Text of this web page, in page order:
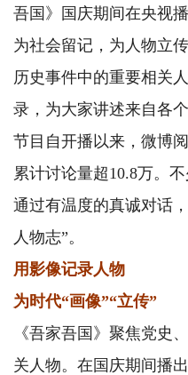
吾国》国庆期间在央视
为社会留记，为人物立
历史事件中的重要相关
录，为大家讲述来自各
节目自开播以来，微博
累计讨论量超10.8万。
通过有温度的真诚对话
人物志”。
用影像记录人物
为时代“画像”“立传”
《吾家吾国》聚焦党史
关人物。在国庆期间播